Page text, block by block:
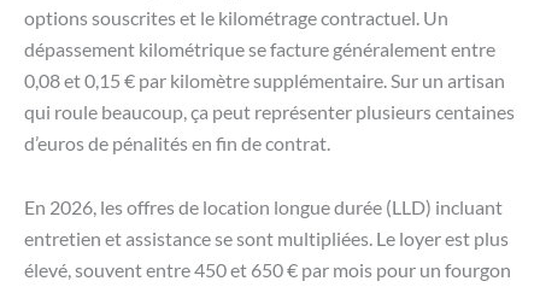
options souscrites et le kilométrage contractuel. Un
dépassement kilométrique se facture généralement entre
0,08 et 0,15 € par kilomètre supplémentaire. Sur un artisan
qui roule beaucoup, ça peut représenter plusieurs centaines
d’euros de pénalités en fin de contrat.
En 2026, les offres de location longue durée (LLD) incluant
entretien et assistance se sont multipliées. Le loyer est plus
élevé, souvent entre 450 et 650 € par mois pour un fourgon